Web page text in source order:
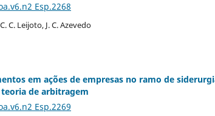
Esp.2268
C. Leijoto, J. C. Azevedo
em ações de empresas no ramo de
de arbitragem
Esp.2269